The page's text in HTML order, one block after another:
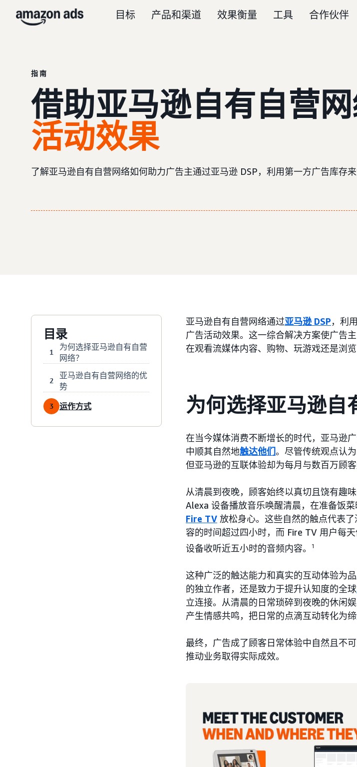
目标 产品和渠道 效果衡量 工具 合作伙伴
指南
借助亚马逊自有自营
活动效果
了解亚马逊自有自营网络如何助力广告主通过亚马逊 DSP，利用第一方广告库存
目录
1
为何选择亚马逊自有自营
网络？
2
亚马逊自有自营网络的优
势
3 运作方式
亚马逊自有自营网络通过亚马逊 DSP，利
广告活动效果。这一综合解决方案使广告
在观看流媒体内容、购物、玩游戏还是浏览
为何选择亚马逊自
在当今媒体消费不断增长的时代，亚马逊
中顺其自然地触达他们。尽管传统观点认
但亚马逊的互联体验却为每月与数百万顾
从清晨到夜晚，顾客始终以真切且饶有趣
Alexa 设备播放音乐唤醒清晨，在准备饭
Fire TV 放松身心。这些自然的触点代表
容的时间超过四小时，而 Fire TV 用户每
设备收听近五小时的音频内容。
1
这种广泛的触达能力和真实的互动体验为
的独立作者，还是致力于提升认知度的全球
立连接。从清晨的日常琐碎到夜晚的休闲
产生情感共鸣，把日常的点滴互动转化为
最终，广告成了顾客日常体验中自然且不
推动业务取得实际成效。